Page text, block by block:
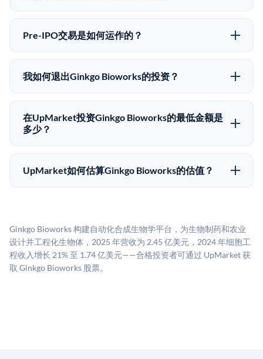
金额为50,000美元。UpMarket是FINRA注册的经纪交
易商，自2019年以来已经纪超过5亿美元的另类投资。
Pre-IPO投资存在重大风险。Ginkgo Bioworks的股份流
动性低，意味着没有公开市场可以快速出售。不存在确
资者应做好可能全部损失的准备。私有公司的估值在融
资轮次之间可能大幅波动。投资者应在投资前咨询其财
Pre-IPO交易是如何运作的？
在Pre-IPO交易中，合格投资者通过二级市场平台从现有
股东（如员工、早期投资者或其他持有人）处购买股
为FINRA注册的经纪交易商促成这些交易，代表双方处
理合规、文件和结算事宜。
我如何退出Ginkgo Bioworks的投资？
Pre-IPO持股主要有两种退出途径：在二级市场将股份出
售给其他买家，或持有直到公司完成IPO或被收购。两
种途径都受限于转让限制、公司批准（优先购买权）和
做好多年持有的准备。
在UpMarket投资Ginkgo Bioworks的最低金额是
多少？
UpMarket上大多数Pre-IPO产品的最低投资金额为
50,000美元。具体金额可能因产品和股份供应情况而有
UpMarket如何估算Ginkgo Bioworks的估值？
司可比倍数应用私有公司折扣，以反映流动性不足和信
息不对称。此估值不构成投资建议，可能与实际交易价
格存在重大差异。
Ginkgo Bioworks 构建自动化合成生物学平台，为生物制药和农业
设计并工程化生物体，2025 年营收为 2.45 亿美元，2024 年细胞工
程收入增长 21% 至 1.74 亿美元——合格投资者可通过 UpMarket 获
取 Ginkgo Bioworks 股票。